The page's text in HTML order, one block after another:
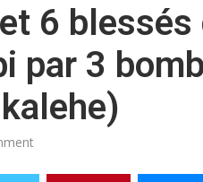
6 blessés
par 3